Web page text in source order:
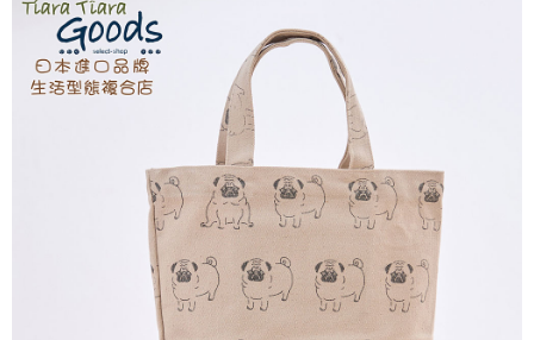
１．簡單：不需註冊會員、不需綁卡、不需儲值。
２．便利：只要手機號碼，簡訊認證，即可結帳。
３．安心：先確認商品／服務後，再付款。
【「AFTEE先享後付」結帳流程】
１．於結帳方式選擇「AFTEE先享後付」後，將跳轉至「AFTEE先享後付」
結帳頁面，進行簡訊認證並確認金額後，即可完成結帳。
２．訂單成立數日內，您將收到繳費通知簡訊。
３．收到繳費通知簡訊後14天內，點擊此簡訊中的連結，可透過四大超商／
ATM／網路銀行／等多元方式進行付款，方視為交易完成。
※ 請注意：結帳手續完成當下不需立刻繳費，但若您需要取消訂單，請聯絡
購買商品的店家。未經商家同意取消之訂單仍視為有效，需透過AFTEE先享
後付繳納相關費用。
※ 交易是否成功請以「AFTEE先享後付 」之結帳頁面顯示為準，若有關於
是否繳費成功／繳費後需取消欲退款等相關疑問，請聯繫「AFTEE先享後付
https://netprotections.freshdesk.com/support/home
運送方式
全家取貨付款
每筆NT$60，滿NT$1,800(含以上)免運費
每筆NT$60，滿NT$1,800(含以上)免運費
每筆NT$60，滿NT$2,000(含以上)免運費
每筆NT$60，滿NT$2,000(含以上)免運費